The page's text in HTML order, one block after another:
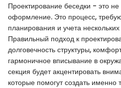
Проектирование беседки - это
оформление. Это процесс,
планирования и учета
Правильный подход к
долговечность структуры,
гармоничное вписывание в
секция будет акцентировать
которые помогут создать именно